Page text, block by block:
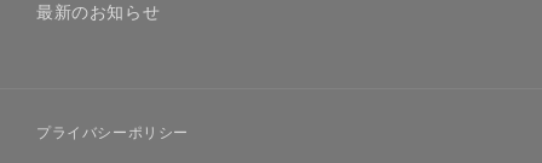
最新のお知らせ
プライバシーポリシー